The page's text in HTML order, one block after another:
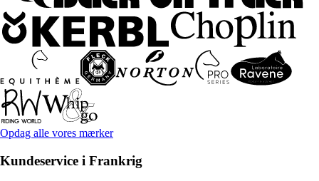
Opdag alle vores mærker
Kundeservice i Frankrig